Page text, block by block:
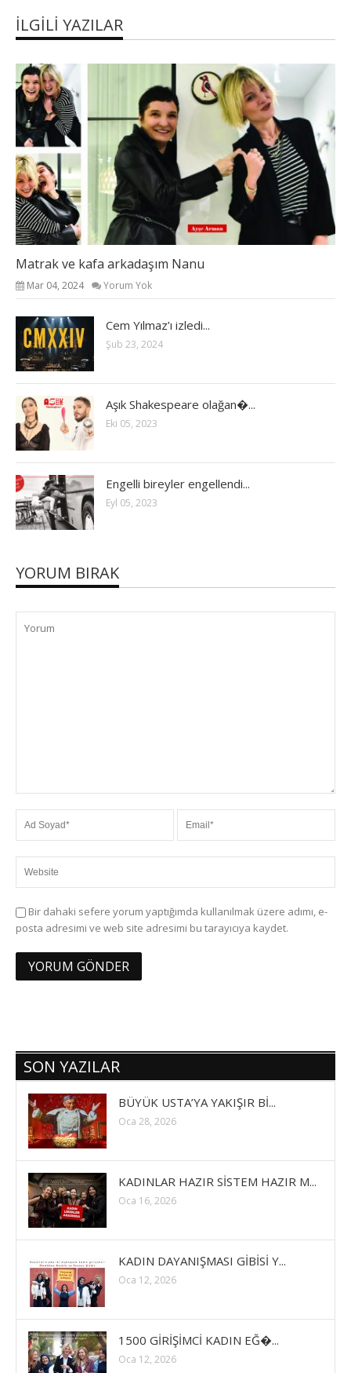
İLGILI YAZILAR
Matrak ve kafa arkadaşım Nanu
Mar 04, 2024 Yorum Yok
Cem Yılmaz’ı izledi...
Şub 23, 2024
Aşık Shakespeare olağan�...
Eki 05, 2023
Engelli bireyler engellendi...
Eyl 05, 2023
YORUM BIRAK
Bir dahaki sefere yorum yaptığımda kullanılmak üzere adımı, e-
posta adresimi ve web site adresimi bu tarayıcıya kaydet.
SON YAZILAR
BÜYÜK USTA’YA YAKIŞIR Bİ...
Oca 28, 2026
KADINLAR HAZIR SİSTEM HAZIR M...
Oca 16, 2026
KADIN DAYANIŞMASI GİBİSİ Y...
Oca 12, 2026
1500 GİRİŞİMCİ KADIN EĞ�...
Oca 12, 2026